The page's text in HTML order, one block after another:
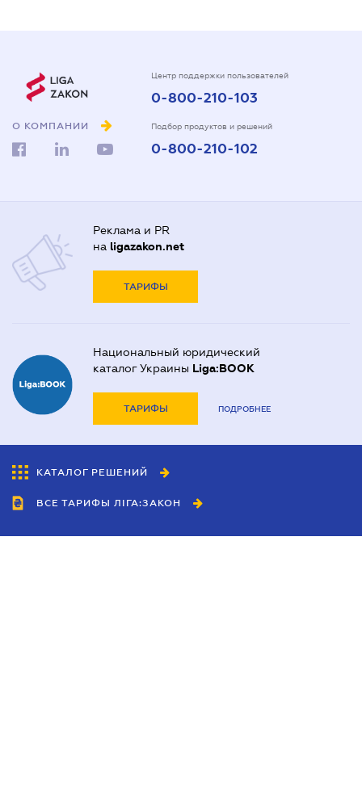
О КОМПАНИИ
Центр поддержки пользователей
0-800-210-103
Подбор продуктов и решений
0-800-210-102
Реклама и PR
на ligazakon.net
ТАРИФЫ
Национальный юридический
каталог Украины Liga:BOOK
ТАРИФЫ ПОДРОБНЕЕ
КАТАЛОГ РЕШЕНИЙ
ВСЕ ТАРИФЫ ЛІГА:ЗАКОН